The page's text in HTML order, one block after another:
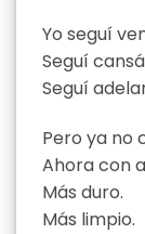
Yo seguí
Seguí
Seguí
Pero ya no
Ahora con
Más duro.
Más limpio.